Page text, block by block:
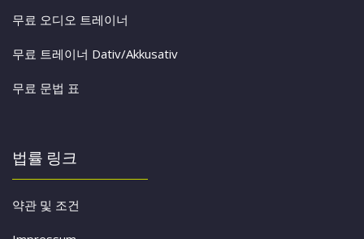
무료 오디오 트레이너
무료 트레이너 Dativ/Akkusativ
무료 문법 표
법률 링크
약관 및 조건